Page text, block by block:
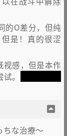
的O差分，但纯
是！真的很涩
视感，但是本作
。
ちな治療～